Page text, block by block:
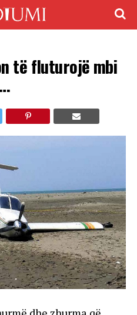
të fluturojë mbi